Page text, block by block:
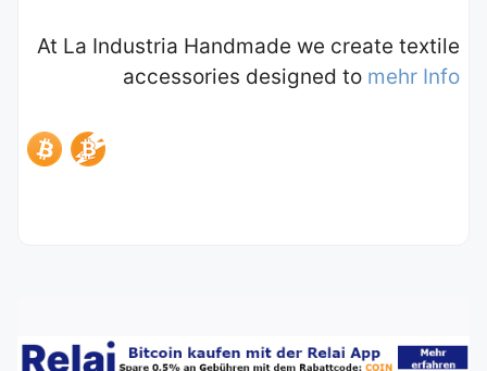
At La Industria Handmade we create textile
accessories designed to mehr Info